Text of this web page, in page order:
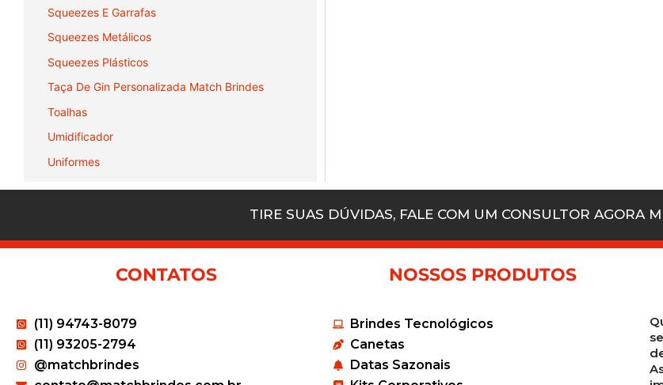
Squeezes E Garrafas
Squeezes Metálicos
Squeezes Plásticos
Taça De Gin Personalizada Match Brindes
Toalhas
Umidificador
Uniformes
TIRE SUAS DÚVIDAS, FALE COM UM CONSULTOR AGORA
CONTATOS
(11) 94743-8079
(11) 93205-2794
@matchbrindes
NOSSOS PRODUTOS
Brindes Tecnológicos
Canetas
Datas Sazonais